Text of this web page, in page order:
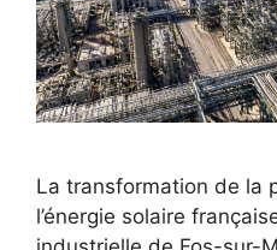
La transformation de la
l’énergie solaire